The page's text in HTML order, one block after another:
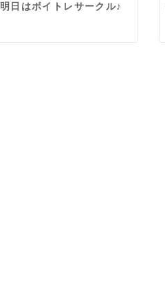
明日はボイトレサークル♪